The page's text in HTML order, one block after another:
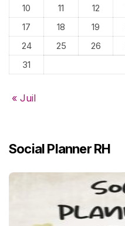
10
11 12
17
18 19
24
25 26
31
« Juil
Social Planner RH